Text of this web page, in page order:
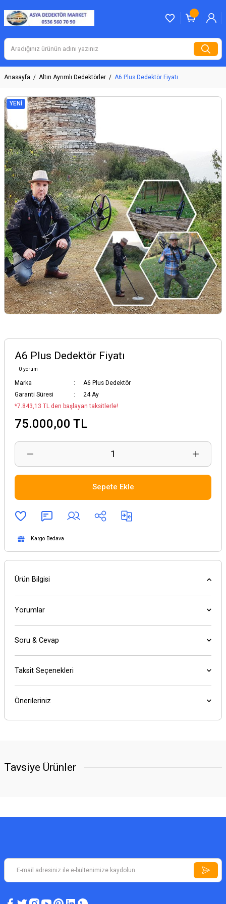
Anasayfa Altın Ayrımlı Dedektörler A6 Plus Dedektör Fiyatı
YENİ
A6 Plus Dedektör Fiyatı
0 yorum
Marka
A6 Plus Dedektör
Garanti Süresi
24 Ay
*7.843,13 TL den başlayan taksitlerle!
75.000,00 TL
Sepete Ekle
Kargo Bedava
Ürün Bilgisi
Yorumlar
Soru & Cevap
Taksit Seçenekleri
Önerileriniz
Tavsiye Ürünler